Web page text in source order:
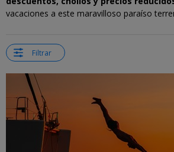
vacaciones a este maravilloso paraíso
Filtrar